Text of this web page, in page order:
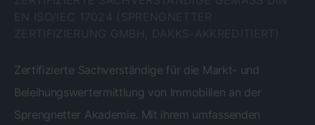
Zertifizierte Sachverständige für die Markt- und
Beleihungswertermittlung von Immobilien an der
Sprengnetter Akademie. Mit ihrem umfassenden